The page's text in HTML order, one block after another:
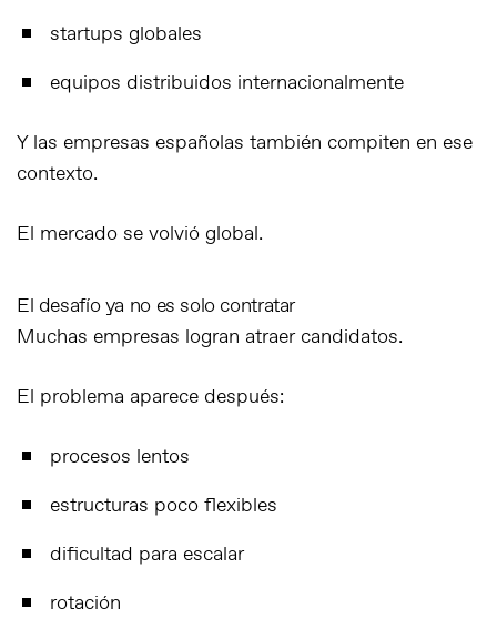
startups globales
equipos distribuidos internacionalmente
Y las empresas españolas también compiten en ese
contexto.
El mercado se volvió global.
El desafío ya no es solo contratar
Muchas empresas logran atraer candidatos.
El problema aparece después:
procesos lentos
estructuras poco flexibles
dificultad para escalar
rotación